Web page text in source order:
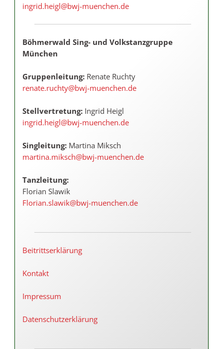
ingrid.heigl@bwj-muenchen.de
Böhmerwald Sing- und Volkstanzgruppe
München
Gruppenleitung: Renate Ruchty
renate.ruchty@bwj-muenchen.de
Stellvertretung: Ingrid Heigl
ingrid.heigl@bwj-muenchen.de
Singleitung: Martina Miksch
martina.miksch@bwj-muenchen.de
Tanzleitung:
Florian Slawik
Florian.slawik@bwj-muenchen.de
Beitrittserklärung
Kontakt
Impressum
Datenschutzerklärung